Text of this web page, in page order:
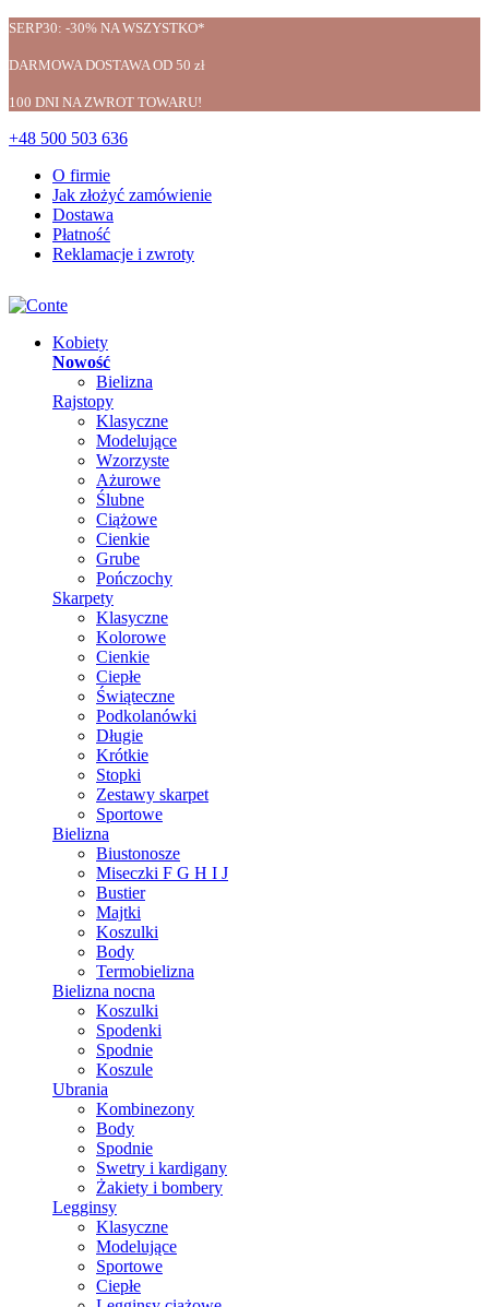
SERP30: -30% NA WSZYSTKO*
DARMOWA DOSTAWA OD 50 zł
100 DNI NA ZWROT TOWARU!
+48 500 503 636
O firmie
Jak złożyć zamówienie
Dostawa
Płatność
Reklamacje i zwroty
Kobiety
Nowość
Bielizna
Rajstopy
Klasyczne
Modelujące
Wzorzyste
Ażurowe
Ślubne
Ciążowe
Cienkie
Grube
Pończochy
Skarpety
Klasyczne
Kolorowe
Cienkie
Ciepłe
Świąteczne
Podkolanówki
Długie
Krótkie
Stopki
Zestawy skarpet
Sportowe
Bielizna
Biustonosze
Miseczki F G H I J
Bustier
Majtki
Koszulki
Body
Termobielizna
Bielizna nocna
Koszulki
Spodenki
Spodnie
Koszule
Ubrania
Kombinezony
Body
Spodnie
Swetry i kardigany
Żakiety i bombery
Legginsy
Klasyczne
Modelujące
Sportowe
Ciepłe